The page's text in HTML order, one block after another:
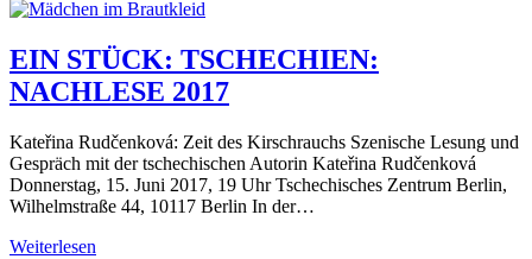
EIN STÜCK: TSCHECHIEN:
NACHLESE 2017
Kateřina Rudčenková: Zeit des Kirschrauchs Szenische Lesung und
Gespräch mit der tschechischen Autorin Kateřina Rudčenková
Donnerstag, 15. Juni 2017, 19 Uhr Tschechisches Zentrum Berlin,
Wilhelmstraße 44, 10117 Berlin In der…
Weiterlesen